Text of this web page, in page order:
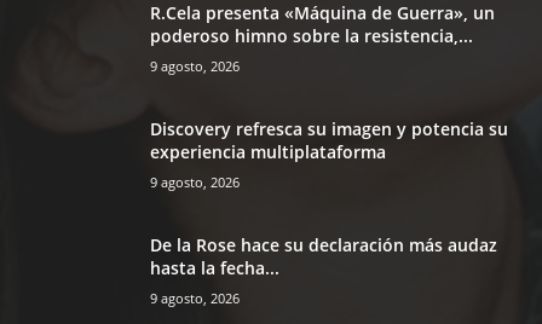
R.Cela presenta «Máquina de Guerra», un
poderoso himno sobre la resistencia,...
9 agosto, 2026
Discovery refresca su imagen y potencia su
experiencia multiplataforma
9 agosto, 2026
De la Rose hace su declaración más audaz
hasta la fecha...
9 agosto, 2026